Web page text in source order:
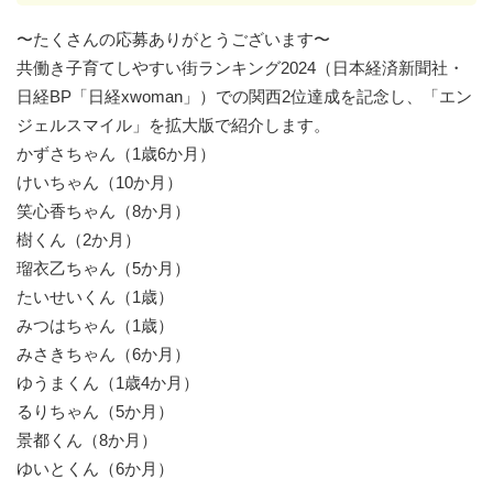
〜たくさんの応募ありがとうございます〜
共働き子育てしやすい街ランキング2024（日本経済新聞社・
日経BP「日経xwoman」）での関西2位達成を記念し、「エン
ジェルスマイル」を拡大版で紹介します。
かずさちゃん（1歳6か月）
けいちゃん（10か月）
笑心香ちゃん（8か月）
樹くん（2か月）
瑠衣乙ちゃん（5か月）
たいせいくん（1歳）
みつはちゃん（1歳）
みさきちゃん（6か月）
ゆうまくん（1歳4か月）
るりちゃん（5か月）
景都くん（8か月）
ゆいとくん（6か月）